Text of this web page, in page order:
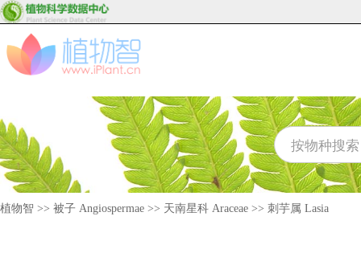
植物智 >> 被子 Angiospermae >> 天南星科 Araceae >> 刺芋属 Lasia